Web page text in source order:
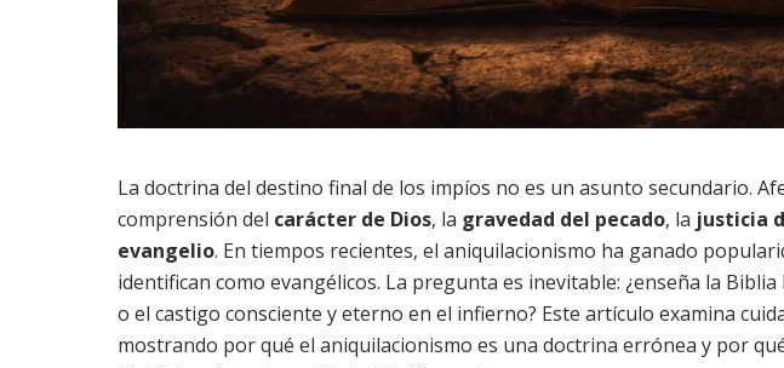
La doctrina del destino final de los impíos no es un asunto secundario.
comprensión del carácter de Dios, la gravedad del pecado, la justicia
evangelio. En tiempos recientes, el aniquilacionismo ha ganado
identifican como evangélicos. La pregunta es inevitable: ¿enseña la
o el castigo consciente y eterno en el infierno? Este artículo examina
mostrando por qué el aniquilacionismo es una doctrina errónea y por